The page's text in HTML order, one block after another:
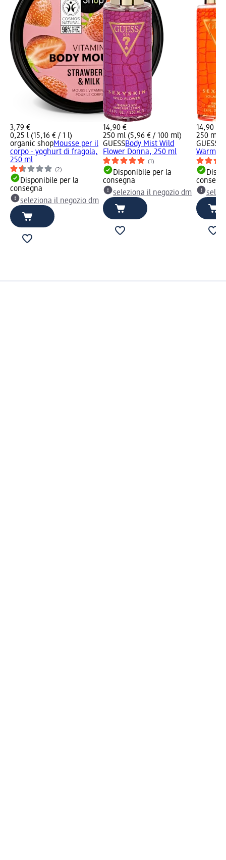
3,79 €
0,25 l (15,16 € / 1 l)
organic shopMousse per il
corpo - yoghurt di fragola,
250 ml
(2)
Disponibile per la
consegna
seleziona il negozio dm
14,90 €
250 ml (5,96 € / 100 ml)
GUESSBody Mist Wild
Flower Donna, 250 ml
(1)
Disponibile per la
consegna
seleziona il negozio dm
14,90 €
250 ml
GUESS
Warmth